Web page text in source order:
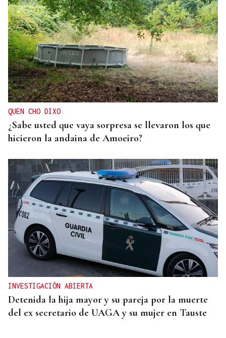
QUEN CHO DIXO
¿Sabe usted que vaya sorpresa se llevaron los que
hicieron la andaina de Amoeiro?
INVESTIGACIÓN ABIERTA
Detenida la hija mayor y su pareja por la muerte
del ex secretario de UAGA y su mujer en Tauste